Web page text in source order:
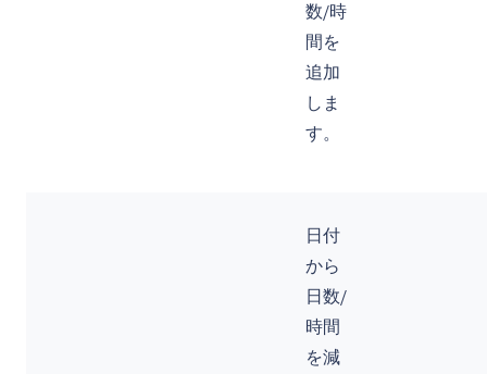
数/時
間を
追加
しま
す。
日付
から
日数/
時間
を減